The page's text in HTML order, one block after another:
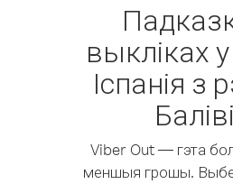
выкліках
Іспанія з
Viber Out — гэта
меншыя грошы.